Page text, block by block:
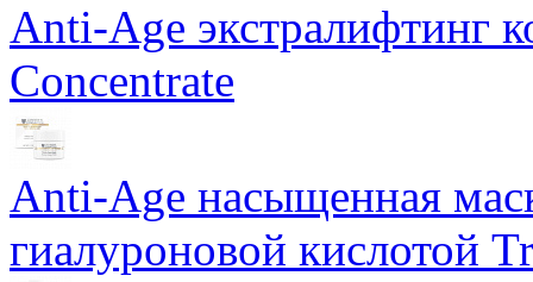
Anti-Age экстралифтинг
Concentrate
Anti-Age насыщенная
гиалуроновой кислотой